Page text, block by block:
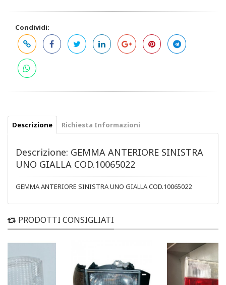
Condividi:
Descrizione Richiesta Informazioni
Descrizione: GEMMA ANTERIORE SINISTRA
UNO GIALLA COD.10065022
GEMMA ANTERIORE SINISTRA UNO GIALLA COD.10065022
PRODOTTI CONSIGLIATI